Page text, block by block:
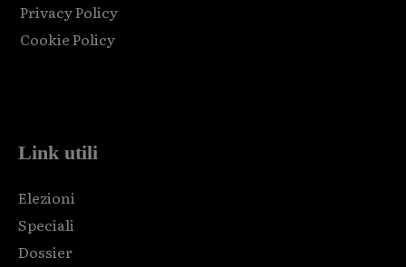
Privacy Policy
Cookie Policy
Link utili
Elezioni
Speciali
Dossier